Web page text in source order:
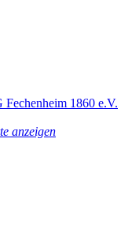
Fechenheim 1860 e.V.
anzeigen